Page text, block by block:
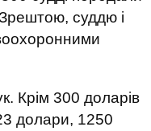
Зрештою, суддю і
Крім 300 доларів
долари, 1250